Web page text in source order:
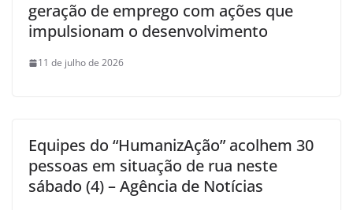
geração de emprego com ações que
impulsionam o desenvolvimento
11 de julho de 2026
Equipes do “HumanizAção” acolhem 30
pessoas em situação de rua neste
sábado (4) – Agência de Notícias